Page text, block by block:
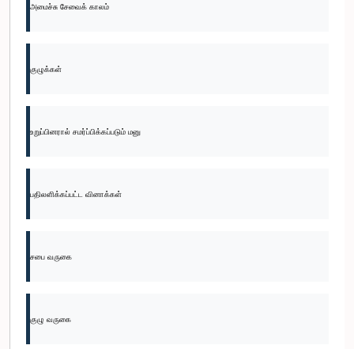
அமைச்சு சேவைக் காலம்
குழுக்கள்
உறுப்பினரால் சமர்ப்பிக்கப்படும் மனு
பதிலளிக்கப்பட்ட வினாக்கள்
சபை வருகை
குழு வருகை